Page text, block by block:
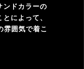
ンドカラーの
によって、
雰囲気で着こ